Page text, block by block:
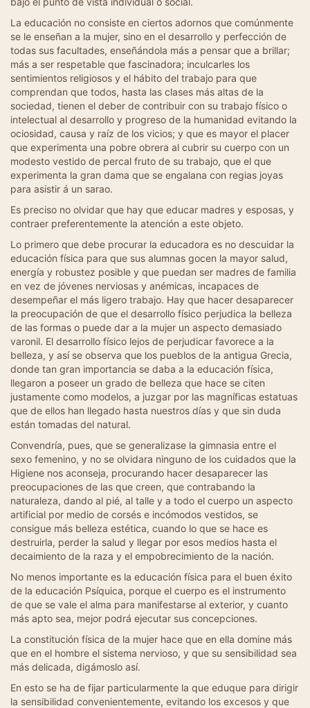
La educación no consiste en ciertos adornos que comúnmente
se le enseñan a la mujer, sino en el desarrollo y perfección de
todas sus facultades, enseñándola más a pensar que a brillar;
más a ser respetable que fascinadora; inculcarles los
sentimientos religiosos y el hábito del trabajo para que
comprendan que todos, hasta las clases más altas de la
sociedad, tienen el deber de contribuir con su trabajo físico o
intelectual al desarrollo y progreso de la humanidad evitando la
ociosidad, causa y raíz de los vicios; y que es mayor el placer
que experimenta una pobre obrera al cubrir su cuerpo con un
modesto vestido de percal fruto de su trabajo, que el que
experimenta la gran dama que se engalana con regias joyas
para asistir á un sarao.
Es preciso no olvidar que hay que educar madres y esposas, y
contraer preferentemente la atención a este objeto.
Lo primero que debe procurar la educadora es no descuidar la
educación física para que sus alumnas gocen la mayor salud,
energía y robustez posible y que puedan ser madres de familia
en vez de jóvenes nerviosas y anémicas, incapaces de
desempeñar el más ligero trabajo. Hay que hacer desaparecer
la preocupación de que el desarrollo físico perjudica la belleza
de las formas o puede dar a la mujer un aspecto demasiado
varonil. El desarrollo físico lejos de perjudicar favorece a la
belleza, y así se observa que los pueblos de la antigua Grecia,
donde tan gran importancia se daba a la educación física,
llegaron a poseer un grado de belleza que hace se citen
justamente como modelos, a juzgar por las magníficas estatuas
que de ellos han llegado hasta nuestros días y que sin duda
están tomadas del natural.
Convendría, pues, que se generalizase la gimnasia entre el
sexo femenino, y no se olvidara ninguno de los cuidados que la
Higiene nos aconseja, procurando hacer desaparecer las
preocupaciones de las que creen, que contrabando la
naturaleza, dando al pié, al talle y a todo el cuerpo un aspecto
artificial por medio de corsés e incómodos vestidos, se
consigue más belleza estética, cuando lo que se hace es
destruirla, perder la salud y llegar por esos medios hasta el
decaimiento de la raza y el empobrecimiento de la nación.
No menos importante es la educación física para el buen éxito
de la educación Psíquica, porque el cuerpo es el instrumento
de que se vale el alma para manifestarse al exterior, y cuanto
más apto sea, mejor podrá ejecutar sus concepciones.
La constitución física de la mujer hace que en ella domine más
que en el hombre el sistema nervioso, y que su sensibilidad sea
más delicada, digámoslo así.
En esto se ha de fijar particularmente la que eduque para dirigir
la sensibilidad convenientemente, evitando los excesos y que